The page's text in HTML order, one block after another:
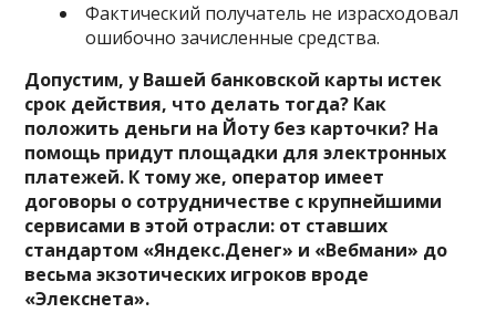
Фактический получатель не израсходовал
ошибочно зачисленные средства.
Допустим, у Вашей банковской карты истек
срок действия, что делать тогда? Как
положить деньги на Йоту без карточки? На
помощь придут площадки для электронных
платежей. К тому же, оператор имеет
договоры о сотрудничестве с крупнейшими
сервисами в этой отрасли: от ставших
стандартом «Яндекс.Денег» и «Вебмани» до
весьма экзотических игроков вроде
«Элекснета».